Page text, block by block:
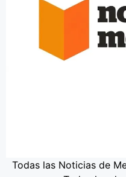
Todas las Noticias de